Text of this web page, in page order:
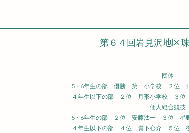
第６４回岩見沢地区
団体
5・6年生の部 優勝 第一小学校 ２位
４年生以下の部 ２位 月形小学校 ３位
個人総合競技
5・6年生の部 ２位 安藤汰一 ３位 星
４年生以下の部 ４位 貴下心介 ５位